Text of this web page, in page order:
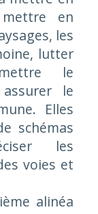
en
les
lutter
le
le
Elles
schémas
les
voies et
alinéa